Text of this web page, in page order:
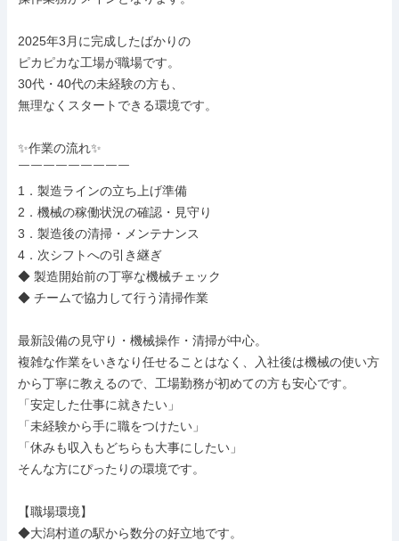
2025年3月に完成したばかりの
ピカピカな工場が職場です。
30代・40代の未経験の方も、
無理なくスタートできる環境です。
✨作業の流れ✨
￣￣￣￣￣￣￣￣￣
1．製造ラインの立ち上げ準備
2．機械の稼働状況の確認・見守り
3．製造後の清掃・メンテナンス
4．次シフトへの引き継ぎ
◆ 製造開始前の丁寧な機械チェック
◆ チームで協力して行う清掃作業
最新設備の見守り・機械操作・清掃が中心。
複雑な作業をいきなり任せることはなく、入社後は機械の使い方
から丁寧に教えるので、工場勤務が初めての方も安心です。
「安定した仕事に就きたい」
「未経験から手に職をつけたい」
「休みも収入もどちらも大事にしたい」
そんな方にぴったりの環境です。
【職場環境】
◆大潟村道の駅から数分の好立地です。